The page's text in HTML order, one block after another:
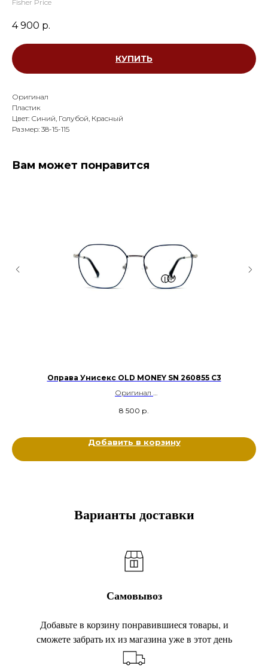
Fisher Price
4 900 р.
КУПИТЬ
Оригинал
Пластик
Цвет: Синий, Голубой, Красный
Размер: 38-15-115
Вам может понравится
Оправа Унисекс OLD MONEY SN 260855 C3
Оригинал
Цвет: Синий, Серебряный
8 500 р.
Добавить в корзину
Варианты доставки
Самовывоз
Добавьте в корзину понравившиеся товары, и
сможете забрать их из магазина уже в этот день